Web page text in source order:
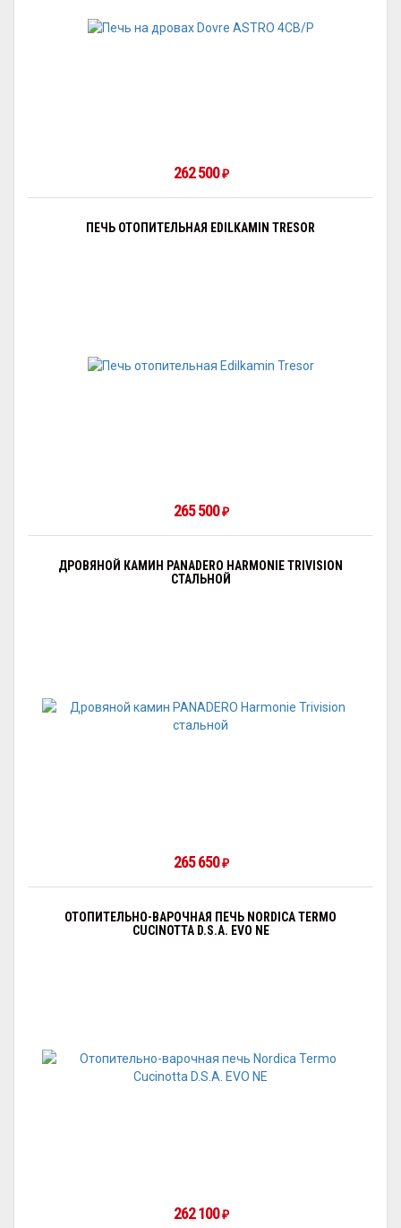
262 500₽
ПЕЧЬ ОТОПИТЕЛЬНАЯ EDILKAMIN TRESOR
265 500₽
ДРОВЯНОЙ КАМИН PANADERO HARMONIE TRIVISION
СТАЛЬНОЙ
265 650₽
ОТОПИТЕЛЬНО-ВАРОЧНАЯ ПЕЧЬ NORDICA TERMO
CUCINOTTA D.S.A. EVO NE
262 100₽